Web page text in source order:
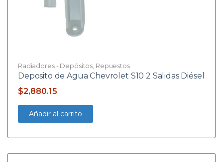
Radiadores - Depósitos Repuestos
Deposito de Agua Chevrolet S10 2 Salidas Diésel
$2,880.15
Añadir al carrito